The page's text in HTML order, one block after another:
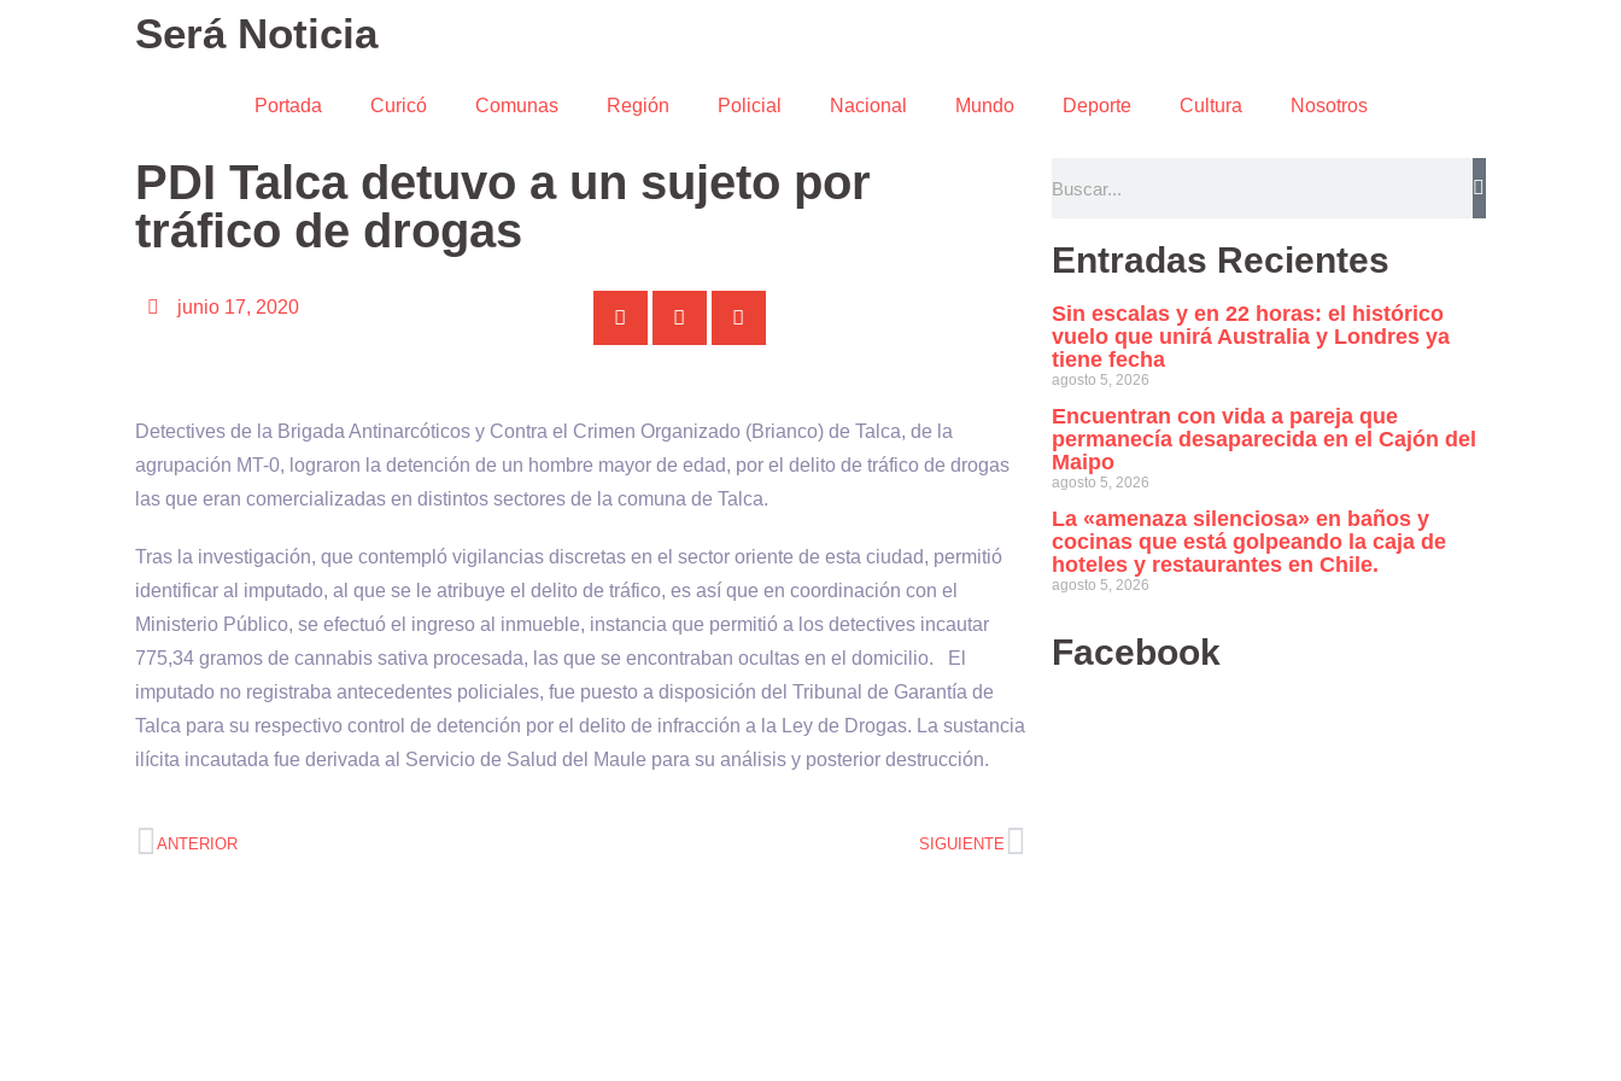
Será Noticia
Portada Curicó Comunas Región Policial Nacional Mundo Deporte Cultura Nosotros
PDI Talca detuvo a un sujeto por
tráfico de drogas
junio 17, 2020
Detectives de la Brigada Antinarcóticos y Contra el Crimen Organizado (Brianco) de Talca, de la
agrupación MT-0, lograron la detención de un hombre mayor de edad, por el delito de tráfico de drogas
las que eran comercializadas en distintos sectores de la comuna de Talca.
Tras la investigación, que contempló vigilancias discretas en el sector oriente de esta ciudad, permitió
identificar al imputado, al que se le atribuye el delito de tráfico, es así que en coordinación con el
Ministerio Público, se efectuó el ingreso al inmueble, instancia que permitió a los detectives incautar
775,34 gramos de cannabis sativa procesada, las que se encontraban ocultas en el domicilio. El
imputado no registraba antecedentes policiales, fue puesto a disposición del Tribunal de Garantía de
Talca para su respectivo control de detención por el delito de infracción a la Ley de Drogas. La sustancia
ilícita incautada fue derivada al Servicio de Salud del Maule para su análisis y posterior destrucción.
ANTERIOR SIGUIENTE
Entradas Recientes
Sin escalas y en 22 horas: el histórico
vuelo que unirá Australia y Londres ya
tiene fecha
agosto 5, 2026
Encuentran con vida a pareja que
permanecía desaparecida en el Cajón del
Maipo
agosto 5, 2026
La «amenaza silenciosa» en baños y
cocinas que está golpeando la caja de
hoteles y restaurantes en Chile.
agosto 5, 2026
Facebook